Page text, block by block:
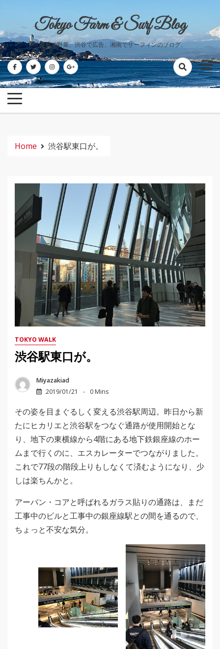
content
Tokyo Farm & Surf Blog
世田谷で野菜、渋谷で広告、湘南でサーフィンのブログ。
Home 渋谷駅東口が。
TOKYO WALK
渋谷駅東口が。
Miyazakiad
2019/01/21
0 Mins
その姿を目まぐるしく変える渋谷駅周辺。昨日から新
たにヒカリエと渋谷駅をつなぐ通路が使用開始とな
り、地下の東横線から4階にある地下鉄銀座線のホー
ムまで行くのに、エスカレーターでつながりました。
これで77段の階段上りもしなくて済むようになり、少
しは楽ちんかと。
アーバン・コアと呼ばれるガラス貼りの通路は、まだ
工事中のビルと工事中の銀座線駅との間を通るので、
ちょっと不安な気分。